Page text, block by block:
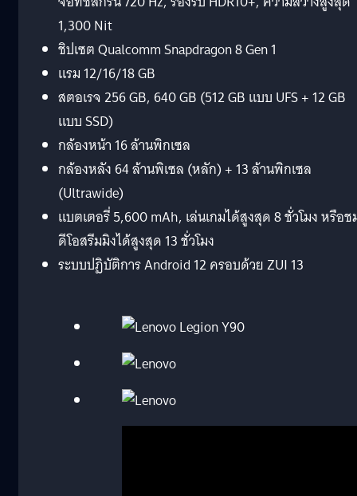
1,300 Nit
ชิปเซต Qualcomm Snapdragon 8 Gen 1
แรม 12/16/18 GB
สตอเรจ 256 GB, 640 GB (512 GB แบบ UFS + 12 GB
แบบ SSD)
กล้องหน้า 16 ล้านพิกเซล
กล้องหลัง 64 ล้านพิเซล (หลัก) + 13 ล้านพิกเซล
(Ultrawide)
แบตเตอรี่ 5,600 mAh, เล่นเกมได้สูงสุด 8 ชั่วโมง หรือช
ดีโอสรีมมิงได้สูงสุด 13 ชั่วโมง
ระบบปฏิบัติการ Android 12 ครอบด้วย ZUI 13